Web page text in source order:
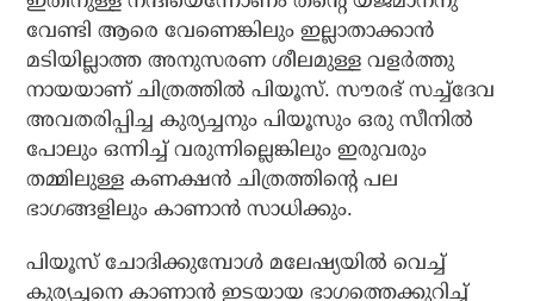
വേണ്ടി ആരെ വേണെങ്കിലും ഇല്ലാതാക്കാന്‍
മടിയില്ലാത്ത അനുസരണ ശീലമുള്ള വളര്‍ത്തു
നായയാണ് ചിത്രത്തില്‍ പിയൂസ്. സൗരഭ് സച്ച്‌ദേവ
അവതരിപ്പിച്ച കുര്യച്ചനും പിയൂസും ഒരു സീനില്‍
പോലും ഒന്നിച്ച് വരുന്നില്ലെങ്കിലും ഇരുവരും
തമ്മിലുള്ള കണക്ഷന്‍ ചിത്രത്തിന്റെ പല
ഭാഗങ്ങളിലും കാണാന്‍ സാധിക്കും.
പിയൂസ് ചോദിക്കുമ്പോള്‍ മലേഷ്യയില്‍ വെച്ച്
കുര്യച്ചനെ കാണാന്‍ ഇടയായ ഭാഗത്തെക്കുറിച്ച്